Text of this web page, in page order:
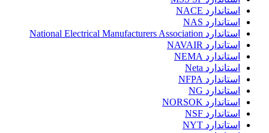
استاندارد NACE
استاندارد NAS
استاندارد National Electrical Manufacturers Association
استاندارد NAVAIR
استاندارد NEMA
استاندارد Neta
استاندارد NFPA
استاندارد NG
استاندارد NORSOK
استاندارد NSF
استاندارد NYT